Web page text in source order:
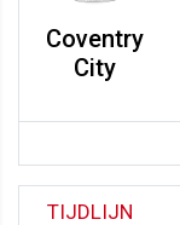
Coventry
City
TIJDLIJN